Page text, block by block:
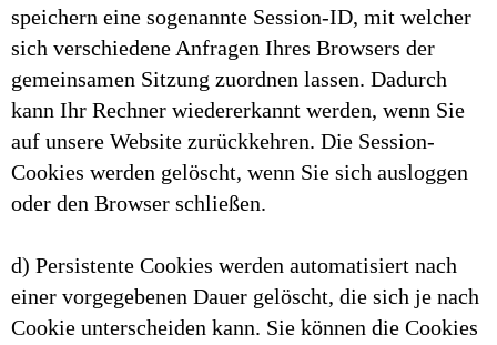
speichern eine sogenannte Session-ID, mit welcher
sich verschiedene Anfragen Ihres Browsers der
gemeinsamen Sitzung zuordnen lassen. Dadurch
kann Ihr Rechner wiedererkannt werden, wenn Sie
auf unsere Website zurückkehren. Die Session-
Cookies werden gelöscht, wenn Sie sich ausloggen
oder den Browser schließen.
d) Persistente Cookies werden automatisiert nach
einer vorgegebenen Dauer gelöscht, die sich je nach
Cookie unterscheiden kann. Sie können die Cookies